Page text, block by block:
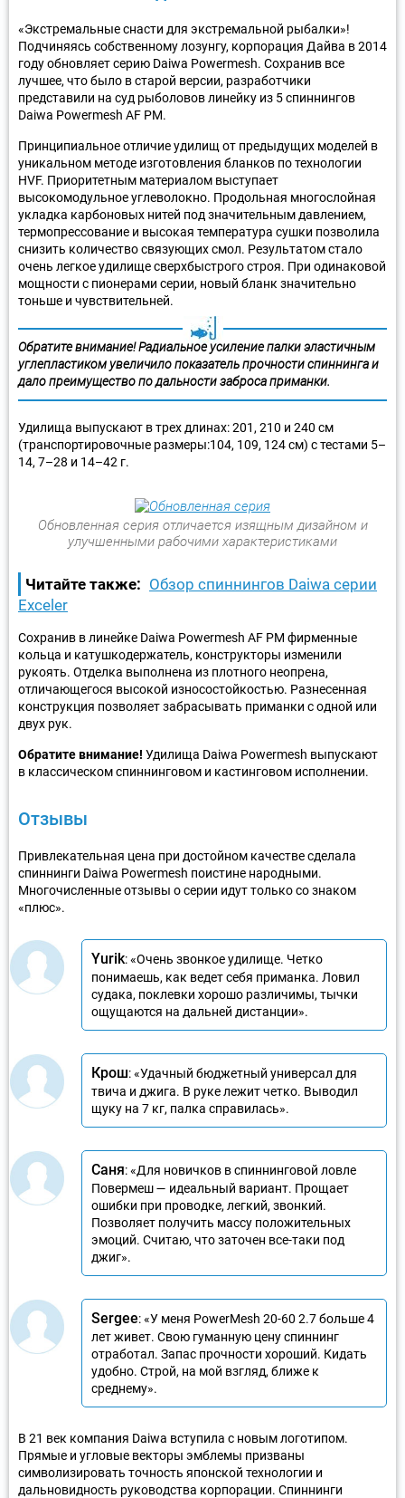
«Экстремальные снасти для экстремальной рыбалки»!
Подчиняясь собственному лозунгу, корпорация Дайва в 2014
году обновляет серию Daiwa Powermesh. Сохранив все
лучшее, что было в старой версии, разработчики
представили на суд рыболовов линейку из 5 спиннингов
Daiwa Powermesh AF PM.
Принципиальное отличие удилищ от предыдущих моделей в
уникальном методе изготовления бланков по технологии
HVF. Приоритетным материалом выступает
высокомодульное углеволокно. Продольная многослойная
укладка карбоновых нитей под значительным давлением,
термопрессование и высокая температура сушки позволила
снизить количество связующих смол. Результатом стало
очень легкое удилище сверхбыстрого строя. При одинаковой
мощности с пионерами серии, новый бланк значительно
тоньше и чувствительней.
Обратите внимание! Радиальное усиление палки эластичным
углепластиком увеличило показатель прочности спиннинга и
дало преимущество по дальности заброса приманки.
Удилища выпускают в трех длинах: 201, 210 и 240 см
(транспортировочные размеры:104, 109, 124 см) с тестами 5–
14, 7–28 и 14–42 г.
Обновленная серия отличается изящным дизайном и
улучшенными рабочими характеристиками
Читайте также: Обзор спиннингов Daiwa серии
Exceler
Сохранив в линейке Daiwa Powermesh AF PM фирменные
кольца и катушкодержатель, конструкторы изменили
рукоять. Отделка выполнена из плотного неопрена,
отличающегося высокой износостойкостью. Разнесенная
конструкция позволяет забрасывать приманки с одной или
двух рук.
Обратите внимание! Удилища Daiwa Powermesh выпускают
в классическом спиннинговом и кастинговом исполнении.
Отзывы
Привлекательная цена при достойном качестве сделала
спиннинги Daiwa Powermesh поистине народными.
Многочисленные отзывы о серии идут только со знаком
«плюс».
Yurik: «Очень звонкое удилище. Четко
понимаешь, как ведет себя приманка. Ловил
судака, поклевки хорошо различимы, тычки
ощущаются на дальней дистанции».
Крош: «Удачный бюджетный универсал для
твича и джига. В руке лежит четко. Выводил
щуку на 7 кг, палка справилась».
Саня: «Для новичков в спиннинговой ловле
Повермеш — идеальный вариант. Прощает
ошибки при проводке, легкий, звонкий.
Позволяет получить массу положительных
эмоций. Считаю, что заточен все-таки под
джиг».
Sergee: «У меня PowerMesh 20-60 2.7 больше 4
лет живет. Свою гуманную цену спиннинг
отработал. Запас прочности хороший. Кидать
удобно. Строй, на мой взгляд, ближе к
среднему».
В 21 век компания Daiwa вступила с новым логотипом.
Прямые и угловые векторы эмблемы призваны
символизировать точность японской технологии и
дальновидность руководства корпорации. Спиннинги